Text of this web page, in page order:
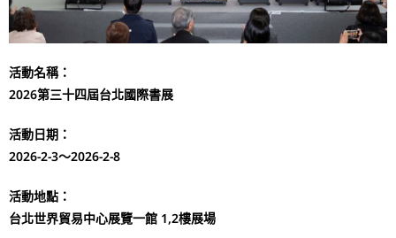
活動名稱：
2026第三十四屆台北國際書展
活動日期：
2026-2-3～2026-2-8
活動地點：
台北世界貿易中心展覽一館 1,2樓展場